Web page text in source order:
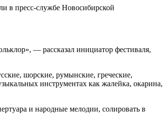
в пресс-службе Новосибирской
— рассказал инициатор фестиваля,
шорские, румынские, греческие,
инструментах как жалейка, окарина,
и народные мелодии, солировать в